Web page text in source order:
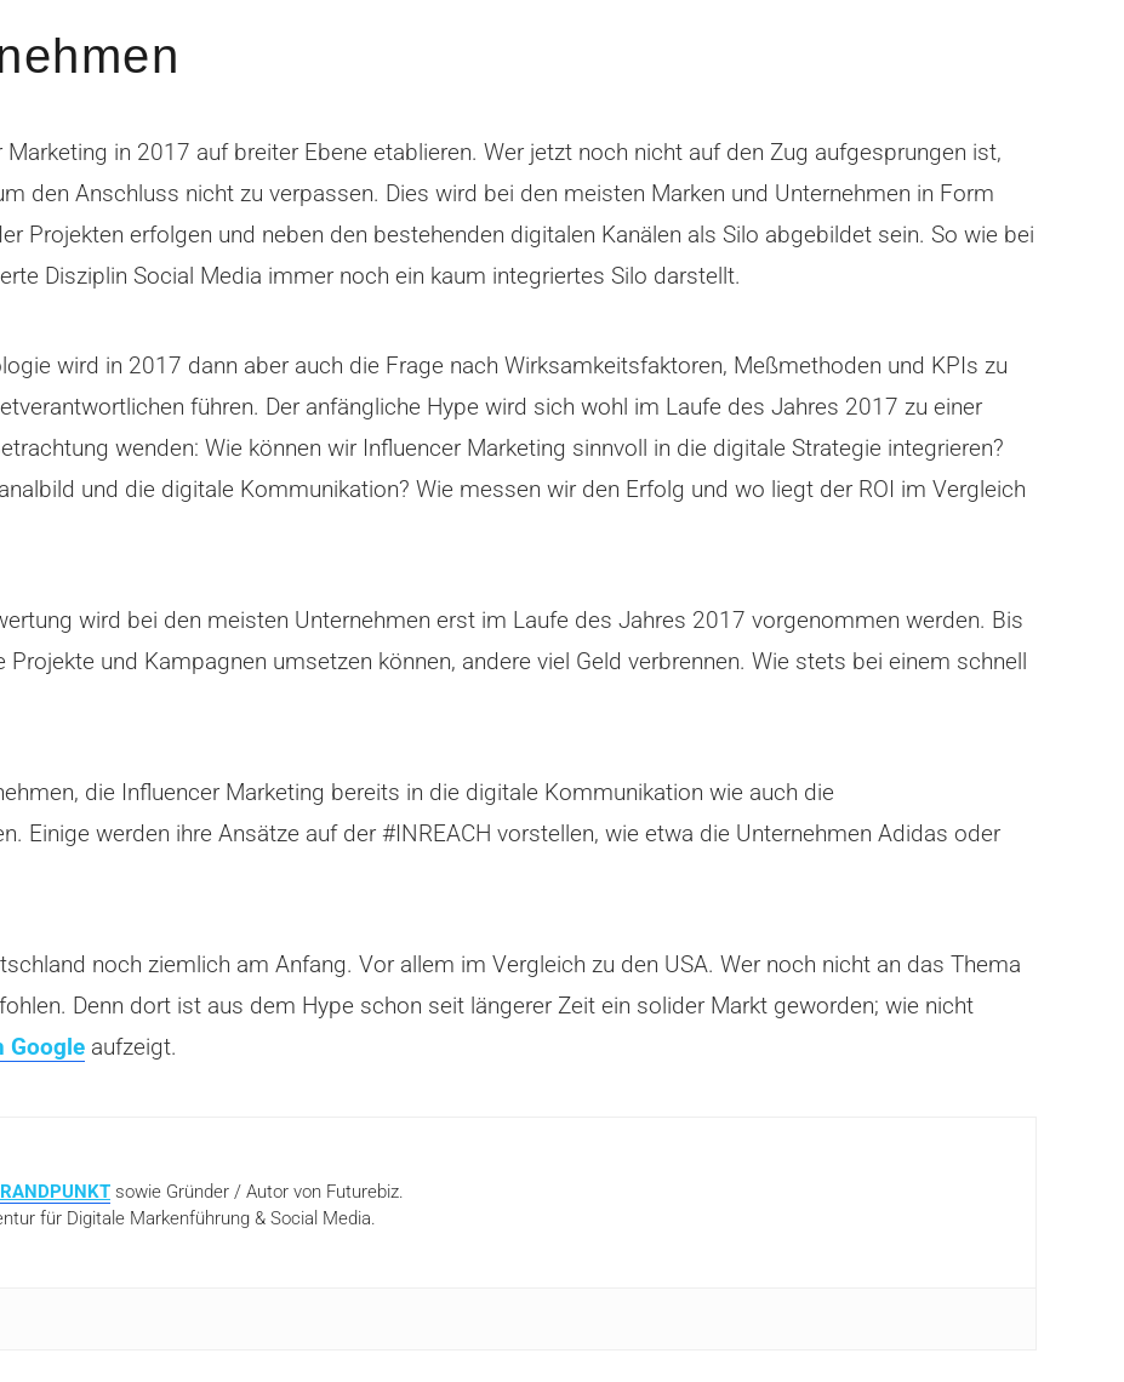
in 2017 auf breiter Ebene etablieren. Wer jetzt noch nicht auf den Zug aufgesprungen ist,
den Anschluss nicht zu verpassen. Dies wird bei den meisten Marken und Unternehmen in Form
Projekten erfolgen und neben den bestehenden digitalen Kanälen als Silo abgebildet sein. So wie bei
Disziplin Social Media immer noch ein kaum integriertes Silo darstellt.
wird in 2017 dann aber auch die Frage nach Wirksamkeitsfaktoren, Meßmethoden und KPIs zu
führen. Der anfängliche Hype wird sich wohl im Laufe des Jahres 2017 zu einer
wenden: Wie können wir Influencer Marketing sinnvoll in die digitale Strategie integrieren?
und die digitale Kommunikation? Wie messen wir den Erfolg und wo liegt der ROI im Vergleich
wird bei den meisten Unternehmen erst im Laufe des Jahres 2017 vorgenommen werden. Bis
und Kampagnen umsetzen können, andere viel Geld verbrennen. Wie stets bei einem schnell
die Influencer Marketing bereits in die digitale Kommunikation wie auch die
Einige werden ihre Ansätze auf der #INREACH vorstellen, wie etwa die Unternehmen Adidas oder
noch ziemlich am Anfang. Vor allem im Vergleich zu den USA. Wer noch nicht an das Thema
Denn dort ist aus dem Hype schon seit längerer Zeit ein solider Markt geworden; wie nicht
Google aufzeigt.
sowie Gründer / Autor von Futurebiz.
für Digitale Markenführung & Social Media.